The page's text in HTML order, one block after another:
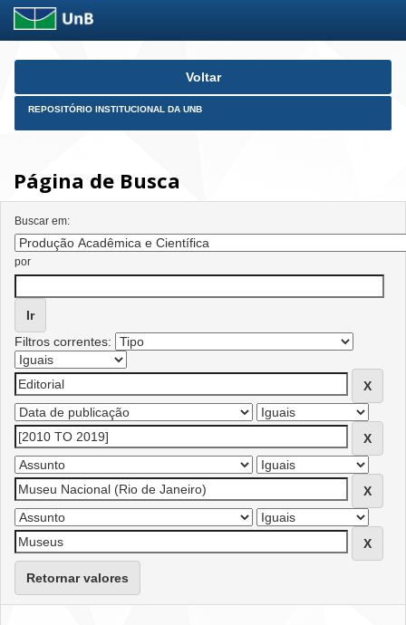
Skip
Voltar
REPOSITÓRIO INSTITUCIONAL DA UNB
Página de Busca
Buscar em:
por
Filtros correntes:
Retornar valores